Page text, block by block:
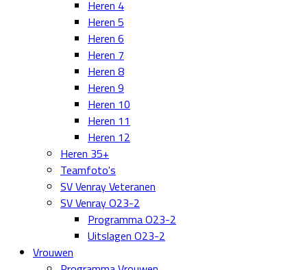
Heren 4
Heren 5
Heren 6
Heren 7
Heren 8
Heren 9
Heren 10
Heren 11
Heren 12
Heren 35+
Teamfoto's
SV Venray Veteranen
SV Venray O23-2
Programma O23-2
Uitslagen O23-2
Vrouwen